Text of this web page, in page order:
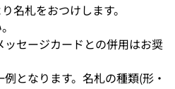
名札をおつけします。
セージカードとの併用はお奨
となります。名札の種類(形・